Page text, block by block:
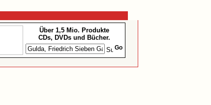
Über 1,5 Mio. Produkte
CDs, DVDs und Bücher.
Go